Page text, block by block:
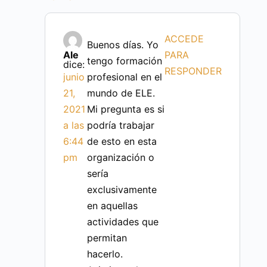
Ale
dice:
junio
21,
2021
a las
6:44
pm
Buenos días. Yo
tengo formación
profesional en el
mundo de ELE.
Mi pregunta es si
podría trabajar
de esto en esta
organización o
sería
exclusivamente
en aquellas
actividades que
permitan
hacerlo.
ACCEDE
PARA
RESPONDER